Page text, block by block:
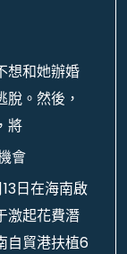
想和她辦婚
。然後，
將
會
日在海南啟
激起花費潛
自貿港扶植6